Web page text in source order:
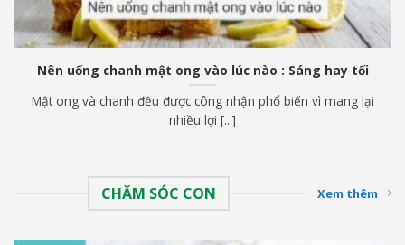
Nên uống chanh mật ong vào lúc nào : Sáng hay tối
Mật ong và chanh đều được công nhận phổ biến vì mang lại
nhiều lợi [...]
CHĂM SÓC CON Xem thêm